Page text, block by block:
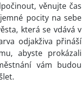
věnujte čas
pocity na sebe
která se vdává v
odjakživa přináší
abyste prokázali
vám budou